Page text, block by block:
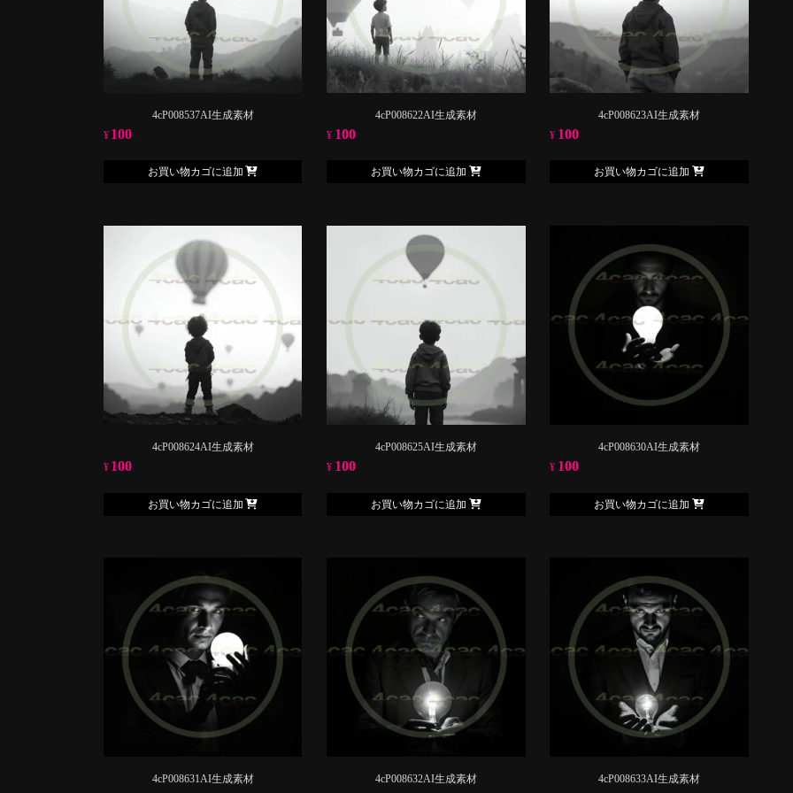
4cP008537AI生成素材
¥ 100
お買い物カゴに追加
4cP008622AI生成素材
¥ 100
お買い物カゴに追加
4cP008623AI生成素材
¥ 100
お買い物カゴに追加
4cP008624AI生成素材
¥ 100
お買い物カゴに追加
4cP008625AI生成素材
¥ 100
お買い物カゴに追加
4cP008630AI生成素材
¥ 100
お買い物カゴに追加
4cP008631AI生成素材 4cP008632AI生成素材 4cP008633AI生成素材